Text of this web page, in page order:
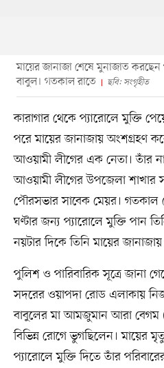
মায়ের জানাজা শেষে মুনাজাত
বাবুল। গতকাল রাতে
ছবি: সংগৃহীত
কারাগার থেকে প্যারোলে মুক্তি
পরে মায়ের জানাজায় অংশগ্রহণ
আওয়ামী লীগের এক নেতা। তাঁর
আওয়ামী লীগের উপজেলা শাখার
পৌরসভার সাবেক মেয়র। গতকাল
ঘণ্টার জন্য প্যারোলে মুক্তি পান
নয়টার দিকে তিনি মায়ের
পুলিশ ও পারিবারিক সূত্রে জানা
সদরের ওয়াপদা রোড এলাকায়
বাবুলের মা আমজুমান আরা বেগম
বিভিন্ন রোগে ভুগছিলেন। মায়ের
প্যারোলে মুক্তি দিতে তাঁর